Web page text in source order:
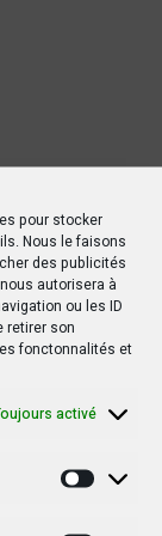
pour stocker
Nous le faisons
des publicités
autorisera à
ou les ID
retirer son
fonctonnalités et
activé